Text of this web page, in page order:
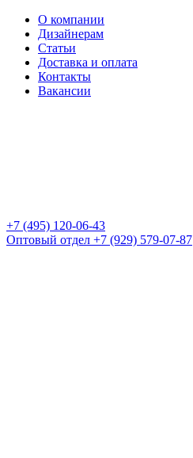
О компании
Дизайнерам
Статьи
Доставка и оплата
Контакты
Вакансии
+7 (495) 120-06-43
Оптовый отдел +7 (929) 579-07-87